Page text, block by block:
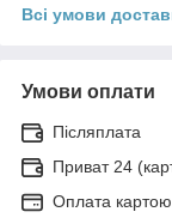
Всі умови
Умови оплати
Післяплата
Приват 24
Оплата